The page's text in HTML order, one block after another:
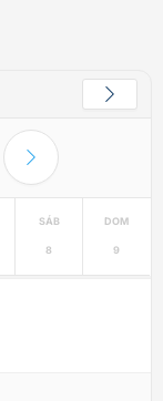
SÁB
8
DOM
9